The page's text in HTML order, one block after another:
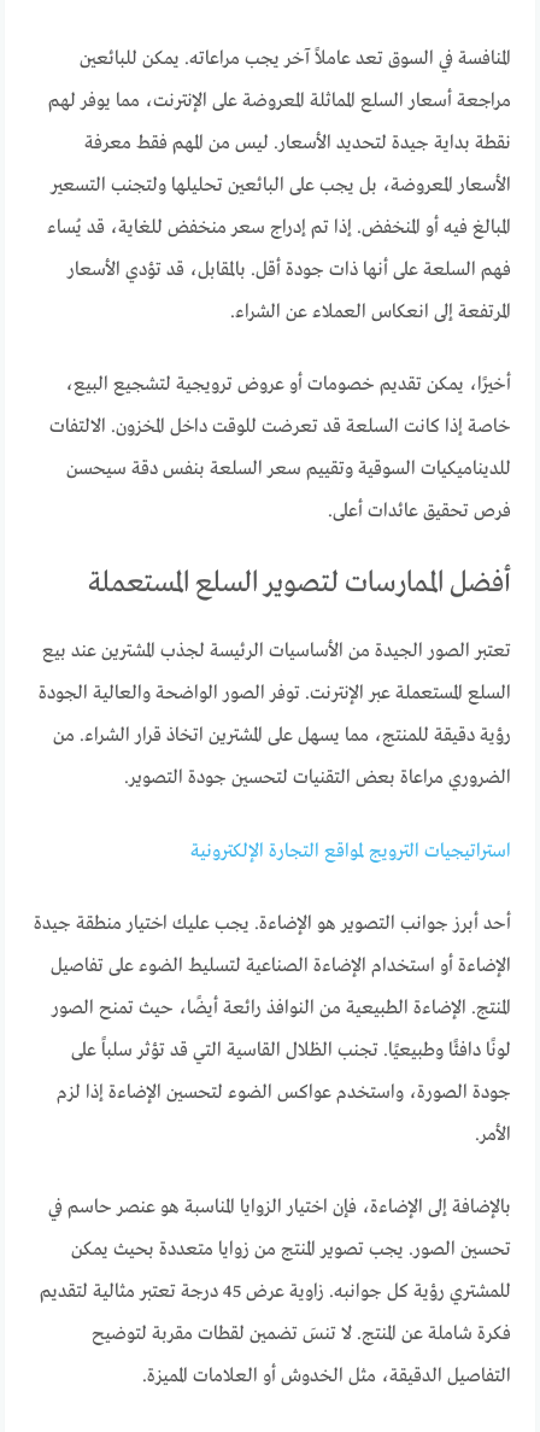
المنافسة في السوق تعد عاملاً آخر يجب مراعاته. يمكن للبائعين
مراجعة أسعار السلع المماثلة المعروضة على الإنترنت، مما يوفر لهم
نقطة بداية جيدة لتحديد الأسعار. ليس من المهم فقط معرفة
الأسعار المعروضة، بل يجب على البائعين تحليلها ولتجنب التسعير
المبالغ فيه أو المنخفض. إذا تم إدراج سعر منخفض للغاية، قد يُساء
فهم السلعة على أنها ذات جودة أقل. بالمقابل، قد تؤدي الأسعار
المرتفعة إلى انعكاس العملاء عن الشراء.
أخيرًا، يمكن تقديم خصومات أو عروض ترويجية لتشجيع البيع،
خاصة إذا كانت السلعة قد تعرضت للوقت داخل المخزون. الالتفات
للديناميكيات السوقية وتقييم سعر السلعة بنفس دقة سيحسن
فرص تحقيق عائدات أعلى.
أفضل الممارسات لتصوير السلع المستعملة
تعتبر الصور الجيدة من الأساسيات الرئيسة لجذب المشترين عند بيع
السلع المستعملة عبر الإنترنت. توفر الصور الواضحة والعالية الجودة
رؤية دقيقة للمنتج، مما يسهل على المشترين اتخاذ قرار الشراء. من
الضروري مراعاة بعض التقنيات لتحسين جودة التصوير.
استراتيجيات الترويج لمواقع التجارة الإلكترونية
أحد أبرز جوانب التصوير هو الإضاءة. يجب عليك اختيار منطقة جيدة
الإضاءة أو استخدام الإضاءة الصناعية لتسليط الضوء على تفاصيل
المنتج. الإضاءة الطبيعية من النوافذ رائعة أيضًا، حيث تمنح الصور
لونًا دافئًا وطبيعيًا. تجنب الظلال القاسية التي قد تؤثر سلباً على
جودة الصورة، واستخدم عواكس الضوء لتحسين الإضاءة إذا لزم
الأمر.
بالإضافة إلى الإضاءة، فإن اختيار الزوايا المناسبة هو عنصر حاسم في
تحسين الصور. يجب تصوير المنتج من زوايا متعددة بحيث يمكن
للمشتري رؤية كل جوانبه. زاوية عرض 45 درجة تعتبر مثالية لتقديم
فكرة شاملة عن المنتج. لا تنسَ تضمين لقطات مقربة لتوضيح
التفاصيل الدقيقة، مثل الخدوش أو العلامات المميزة.